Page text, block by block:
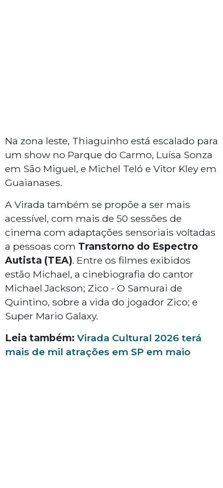
Na zona leste, Thiaguinho está escalado para
um show no Parque do Carmo, Luísa Sonza
em São Miguel, e Michel Teló e Vitor Kley em
Guaianases.
A Virada também se propõe a ser mais
acessível, com mais de 50 sessões de
cinema com adaptações sensoriais voltadas
a pessoas com Transtorno do Espectro
Autista (TEA). Entre os filmes exibidos
estão Michael, a cinebiografia do cantor
Michael Jackson; Zico - O Samurai de
Quintino, sobre a vida do jogador Zico; e
Super Mario Galaxy.
Leia também: Virada Cultural 2026 terá
mais de mil atrações em SP em maio